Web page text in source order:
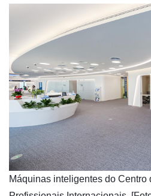
Máquinas inteligentes do Centro